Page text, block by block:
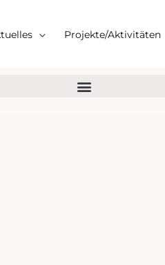
Projekte/Aktivitäten